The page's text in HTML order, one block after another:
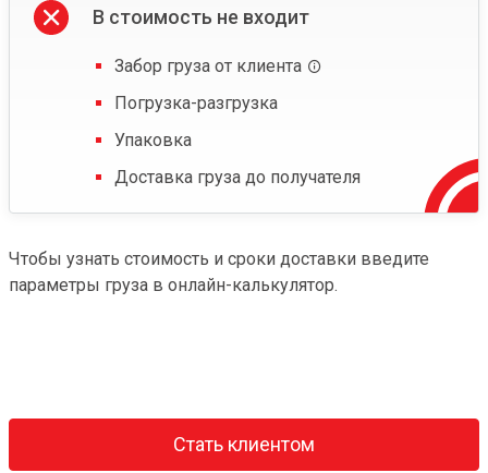
В стоимость не входит
Забор груза от клиента
Погрузка-разгрузка
Упаковка
Доставка груза до получателя
Чтобы узнать стоимость и сроки доставки введите
параметры груза в онлайн-калькулятор.
Стать клиентом